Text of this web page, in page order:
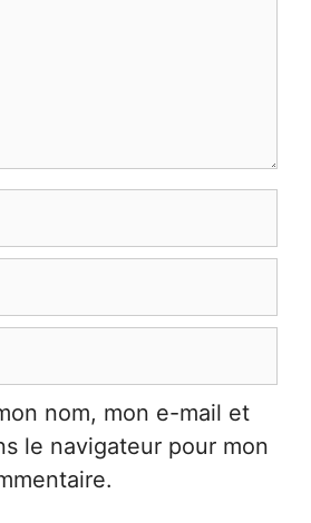
nom, mon e-mail et
le navigateur pour mon